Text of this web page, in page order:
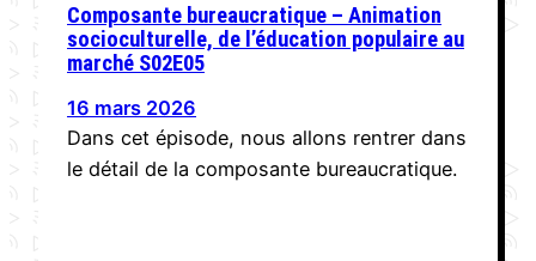
Composante bureaucratique – Animation
socioculturelle, de l’éducation populaire au
marché S02E05
16 mars 2026
Dans cet épisode, nous allons rentrer dans
le détail de la composante bureaucratique.